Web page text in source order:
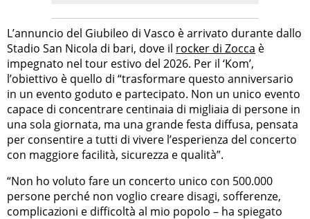
L’annuncio del Giubileo di Vasco è arrivato durante dallo
Stadio San Nicola di bari, dove il rocker di Zocca è
impegnato nel tour estivo del 2026. Per il ‘Kom’,
l’obiettivo è quello di “trasformare questo anniversario
in un evento goduto e partecipato. Non un unico evento
capace di concentrare centinaia di migliaia di persone in
una sola giornata, ma una grande festa diffusa, pensata
per consentire a tutti di vivere l’esperienza del concerto
con maggiore facilità, sicurezza e qualità”.
“Non ho voluto fare un concerto unico con 500.000
persone perché non voglio creare disagi, sofferenze,
complicazioni e difficoltà al mio popolo – ha spiegato